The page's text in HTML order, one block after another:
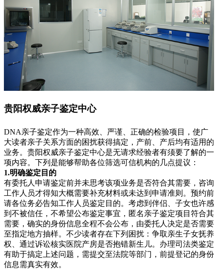
贵阳权威亲子鉴定中心
DNA亲子鉴定作为一种高效、严谨、正确的检验项目，使广
大读者亲子关系方面的困扰获得搞定，产前、产后均有适用的
业务。贵阳权威亲子鉴定中心是无请求经验者有须要了解的一
项内容。下列是能够帮助各位筛选可信机构的几点提议：
1.明确鉴定目的
有委托人申请鉴定前并未思考该项业务是否符合其需要，咨询
工作人员才得知大概需要补充材料或未达到申请准则。预约前
请各位务必告知工作人员鉴定目的。考虑到伴侣、子女也许感
到不被信任，不希望公布鉴定事宜，匿名亲子鉴定项目符合其
需要，确实的身份信息全程不会公布，由委托人决定是否需要
至指定地方抽样。不少读者存在下列困扰：争取亲生子女抚养
权、通过诉讼核实医院产房是否抱错新生儿。办理司法类鉴定
有助于搞定上述问题，需提交至法院等部门，前提登记的身份
信息需真实有效。